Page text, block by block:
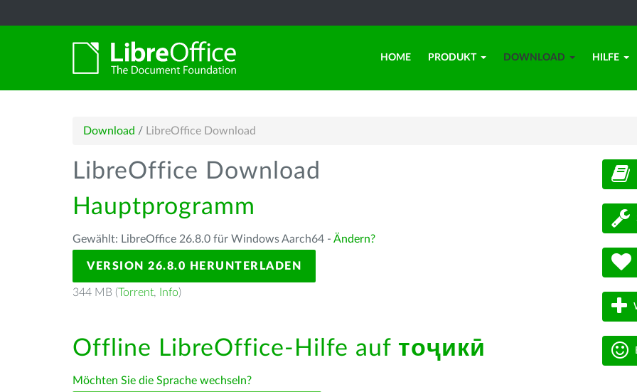
HOME PRODUKT DOWNLOAD HILFE
Download / LibreOffice Download
LibreOffice Download
Hauptprogramm
Gewählt: LibreOffice 26.8.0 für Windows Aarch64 - Ändern?
VERSION 26.8.0 HERUNTERLADEN
344 MB (Torrent, Info)
Offline LibreOffice-Hilfe auf тоҷикӣ
Möchten Sie die Sprache wechseln?